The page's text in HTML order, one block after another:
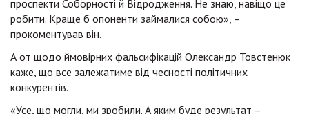
проспекти Соборності й Відродження. Не знаю, навіщо це
робити. Краще б опоненти займалися собою», –
прокоментував він.
А от щодо ймовірних фальсифікацій Олександр Товстенюк
каже, що все залежатиме від чесності політичних
конкурентів.
«Усе, що могли, ми зробили. А яким буде результат –